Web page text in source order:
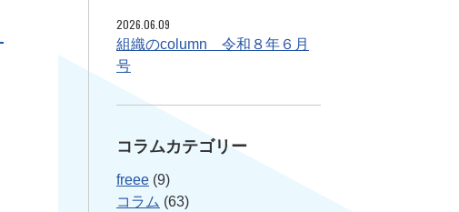
2026.06.09
組織のcolumn 令和８年６月
号
コラムカテゴリー
freee (9)
コラム (63)